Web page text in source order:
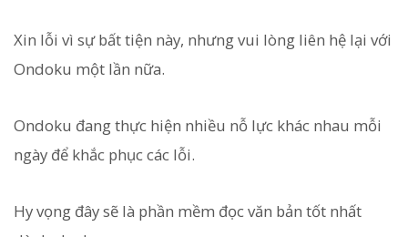
Xin lỗi vì sự bất tiện này, nhưng vui lòng liên hệ lại với
Ondoku một lần nữa.
Ondoku đang thực hiện nhiều nỗ lực khác nhau mỗi
ngày để khắc phục các lỗi.
Hy vọng đây sẽ là phần mềm đọc văn bản tốt nhất